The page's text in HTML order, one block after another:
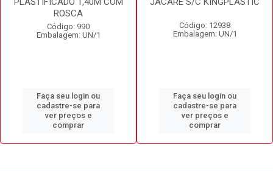
ROSCA
Código: 990
Embalagem: UN/1
Faça seu login ou
cadastre-se para
ver preços e
comprar
Código: 12938
Embalagem: UN/1
Faça seu login ou
cadastre-se para
ver preços e
comprar